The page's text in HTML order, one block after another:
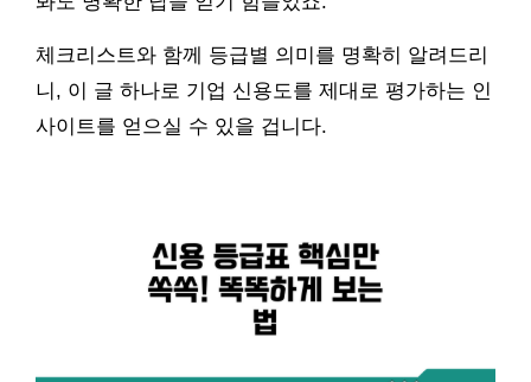
체크리스트와 함께 등급별 의미를 명확히 알려드리
니, 이 글 하나로 기업 신용도를 제대로 평가하는 인
사이트를 얻으실 수 있을 겁니다.